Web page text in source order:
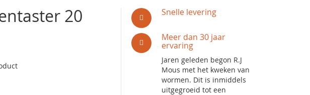
20
Snelle levering
Meer dan 30 jaar
ervaring
Jaren geleden begon R.J
Mous met het kweken van
wormen. Dit is inmiddels
uitgegroeid tot een